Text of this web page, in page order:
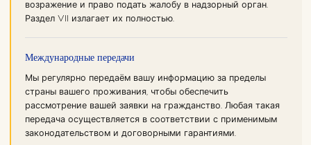
возражение и право подать жалобу в надзорный орган.
Раздел VII излагает их полностью.
Международные передачи
Мы регулярно передаём вашу информацию за пределы
страны вашего проживания, чтобы обеспечить
рассмотрение вашей заявки на гражданство. Любая такая
передача осуществляется в соответствии с применимым
законодательством и договорными гарантиями.